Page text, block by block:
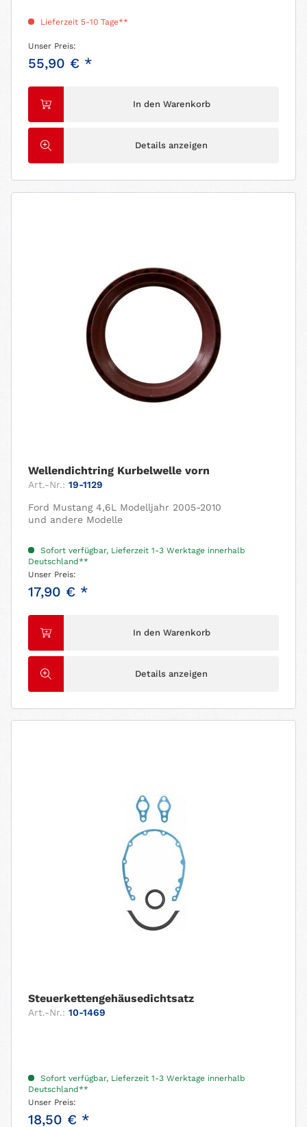
Lieferzeit 5-10 Tage**
Unser Preis:
55,90 € *
In den Warenkorb
Details anzeigen
Wellendichtring Kurbelwelle vorn
Art.-Nr.: 19-1129
Ford Mustang 4,6L Modelljahr 2005-2010
und andere Modelle
Sofort verfügbar, Lieferzeit 1-3 Werktage innerhalb
Deutschland**
Unser Preis:
17,90 € *
In den Warenkorb
Details anzeigen
Steuerkettengehäusedichtsatz
Art.-Nr.: 10-1469
Sofort verfügbar, Lieferzeit 1-3 Werktage innerhalb
Deutschland**
Unser Preis:
18,50 € *